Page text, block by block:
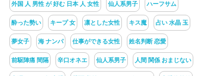
外国 人 男性 が 好む 日本 人 女性 仙人系男子 ハーフサム
酔った勢い キープ 女 凛とした女性 キス魔 占い 水晶 玉
夢女子 海 ナンパ 仕事ができる女性 姓名判断 恋愛
前駆陣痛 間隔 辛口オネエ 仙人系男子 人間 関係 おまじない